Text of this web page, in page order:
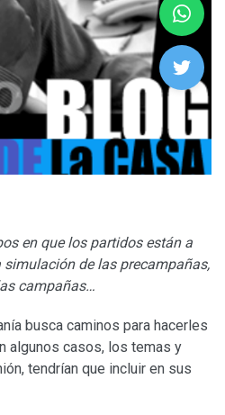
en que los partidos están a
de las precampañas,
campañas…
busca caminos para hacerles
algunos casos, los temas y
tendrían que incluir en sus